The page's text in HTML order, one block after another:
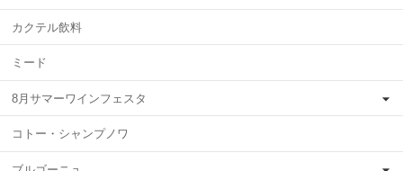
カクテル飲料
ミード
8月サマーワインフェスタ
コトー・シャンプノワ